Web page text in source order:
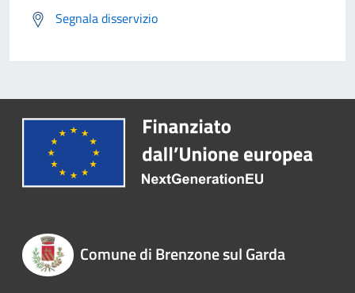
Segnala disservizio
Comune di Brenzone sul Garda